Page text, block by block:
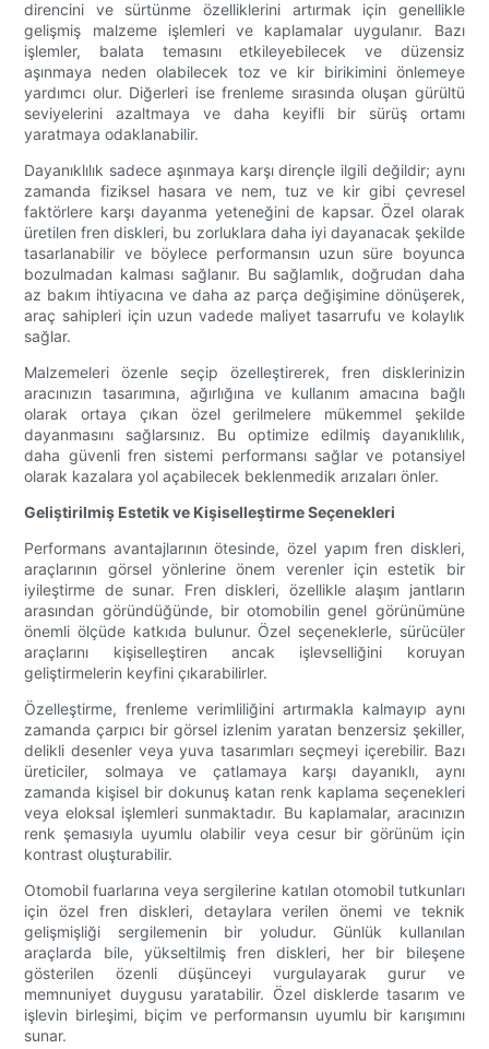
direncini ve sürtünme özelliklerini artırmak için genellikle
gelişmiş malzeme işlemleri ve kaplamalar uygulanır. Bazı
işlemler, balata temasını etkileyebilecek ve düzensiz
aşınmaya neden olabilecek toz ve kir birikimini önlemeye
yardımcı olur. Diğerleri ise frenleme sırasında oluşan gürültü
seviyelerini azaltmaya ve daha keyifli bir sürüş ortamı
yaratmaya odaklanabilir.
Dayanıklılık sadece aşınmaya karşı dirençle ilgili değildir; aynı
zamanda fiziksel hasara ve nem, tuz ve kir gibi çevresel
faktörlere karşı dayanma yeteneğini de kapsar. Özel olarak
üretilen fren diskleri, bu zorluklara daha iyi dayanacak şekilde
tasarlanabilir ve böylece performansın uzun süre boyunca
bozulmadan kalması sağlanır. Bu sağlamlık, doğrudan daha
az bakım ihtiyacına ve daha az parça değişimine dönüşerek,
araç sahipleri için uzun vadede maliyet tasarrufu ve kolaylık
sağlar.
Malzemeleri özenle seçip özelleştirerek, fren disklerinizin
aracınızın tasarımına, ağırlığına ve kullanım amacına bağlı
olarak ortaya çıkan özel gerilmelere mükemmel şekilde
dayanmasını sağlarsınız. Bu optimize edilmiş dayanıklılık,
daha güvenli fren sistemi performansı sağlar ve potansiyel
olarak kazalara yol açabilecek beklenmedik arızaları önler.
Geliştirilmiş Estetik ve Kişiselleştirme Seçenekleri
Performans avantajlarının ötesinde, özel yapım fren diskleri,
araçlarının görsel yönlerine önem verenler için estetik bir
iyileştirme de sunar. Fren diskleri, özellikle alaşım jantların
arasından göründüğünde, bir otomobilin genel görünümüne
önemli ölçüde katkıda bulunur. Özel seçeneklerle, sürücüler
araçlarını kişiselleştiren ancak işlevselliğini koruyan
geliştirmelerin keyfini çıkarabilirler.
Özelleştirme, frenleme verimliliğini artırmakla kalmayıp aynı
zamanda çarpıcı bir görsel izlenim yaratan benzersiz şekiller,
delikli desenler veya yuva tasarımları seçmeyi içerebilir. Bazı
üreticiler, solmaya ve çatlamaya karşı dayanıklı, aynı
zamanda kişisel bir dokunuş katan renk kaplama seçenekleri
veya eloksal işlemleri sunmaktadır. Bu kaplamalar, aracınızın
renk şemasıyla uyumlu olabilir veya cesur bir görünüm için
kontrast oluşturabilir.
Otomobil fuarlarına veya sergilerine katılan otomobil tutkunları
için özel fren diskleri, detaylara verilen önemi ve teknik
gelişmişliği sergilemenin bir yoludur. Günlük kullanılan
araçlarda bile, yükseltilmiş fren diskleri, her bir bileşene
gösterilen özenli düşünceyi vurgulayarak gurur ve
memnuniyet duygusu yaratabilir. Özel disklerde tasarım ve
işlevin birleşimi, biçim ve performansın uyumlu bir karışımını
sunar.